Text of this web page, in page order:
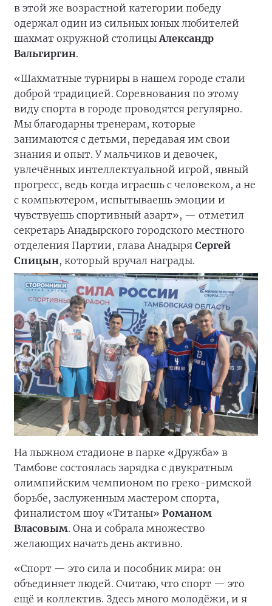
в этой же возрастной категории победу
одержал один из сильных юных любителей
шахмат окружной столицыАлександр
Вальгиргин.
«Шахматные турниры в нашем городе стали
доброй традицией. Соревнования по этому
виду спорта в городе проводятся регулярно.
Мы благодарны тренерам, которые
занимаются с детьми, передавая им свои
знания и опыт. У мальчиков и девочек,
увлечённых интеллектуальной игрой, явный
прогресс, ведь когда играешь с человеком, а не
с компьютером, испытываешь эмоции и
чувствуешь спортивный азарт», — отметил
секретарь Анадырского городского местного
отделения Партии, глава Анадыря Сергей
Спицын, который вручал награды.
На лыжном стадионе в парке «Дружба» в
Тамбове состоялась зарядка с двукратным
олимпийским чемпионом по греко-римской
борьбе, заслуженным мастером спорта,
финалистом шоу «Титаны» Романом
Власовым. Она и собрала множество
желающих начать день активно.
«Спорт — это сила и пособник мира: он
объединяет людей. Считаю, что спорт — это
ещё и коллектив. Здесь много молодёжи, и я